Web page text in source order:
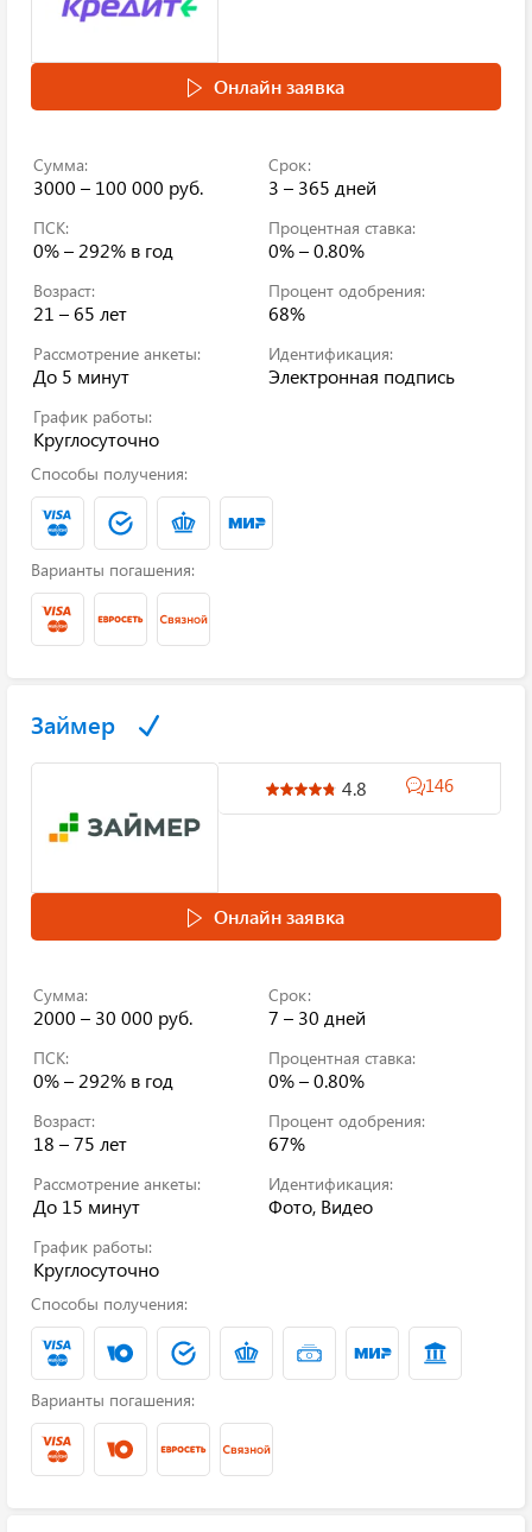
Онлайн заявка
Сумма:
3000 – 100 000 руб.
Срок:
3 – 365 дней
ПСК:
0% – 292% в год
Процентная ставка:
0% – 0.80%
Возраст:
21 – 65 лет
Процент одобрения:
68%
Рассмотрение анкеты:
До 5 минут
Идентификация:
Электронная подпись
График работы:
Круглосуточно
Способы получения:
Варианты погашения:
Займер
4.8 146
Онлайн заявка
Сумма:
2000 – 30 000 руб.
Срок:
7 – 30 дней
ПСК:
0% – 292% в год
Процентная ставка:
0% – 0.80%
Возраст:
18 – 75 лет
Процент одобрения:
67%
Рассмотрение анкеты:
До 15 минут
Идентификация:
Фото, Видео
График работы:
Круглосуточно
Способы получения:
Варианты погашения: